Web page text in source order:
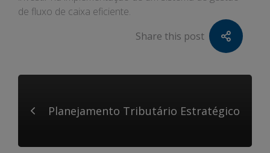
de fluxo de caixa eficiente.
Share this post
Planejamento Tributário Estratégico